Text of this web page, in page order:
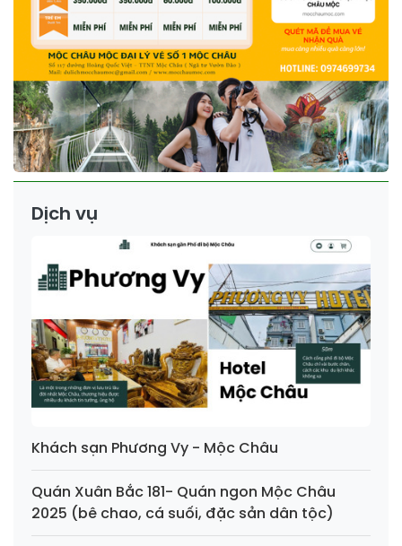
Dịch vụ
Khách sạn Phương Vy - Mộc Châu
Quán Xuân Bắc 181- Quán ngon Mộc Châu
2025 (bê chao, cá suối, đặc sản dân tộc)